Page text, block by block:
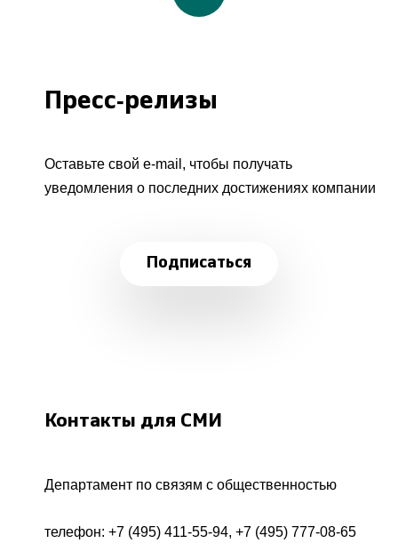
Пресс-релизы
Оставьте свой e-mail, чтобы получать
уведомления о последних достижениях компании
Подписаться
Контакты для СМИ
Департамент по связям с общественностью
телефон: +7 (495) 411-55-94, +7 (495) 777-08-65